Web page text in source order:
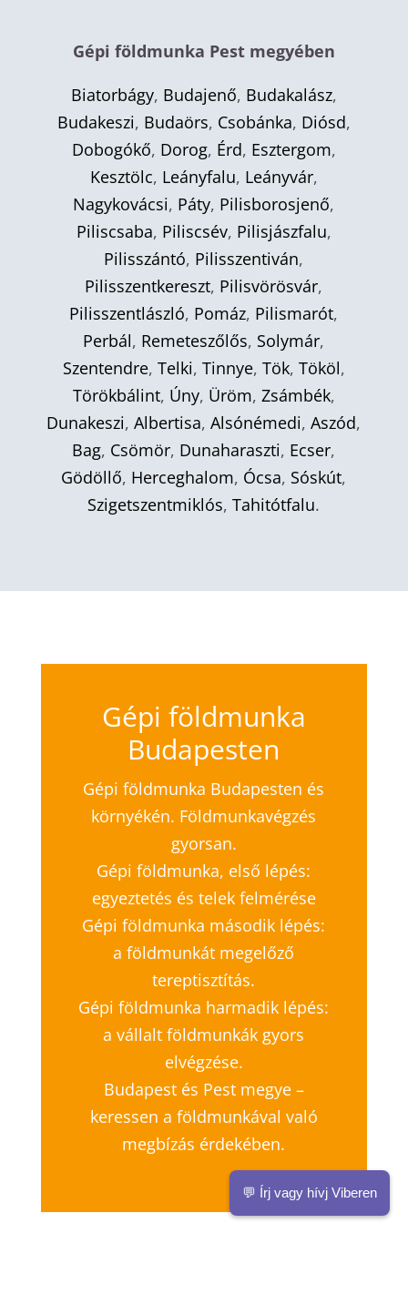
Gépi földmunka Pest megyében
Biatorbágy, Budajenő, Budakalász,
Budakeszi, Budaörs, Csobánka, Diósd,
Dobogókő, Dorog, Érd, Esztergom,
Kesztölc, Leányfalu, Leányvár,
Nagykovácsi, Páty, Pilisborosjenő,
Piliscsaba, Piliscsév, Pilisjászfalu,
Pilisszántó, Pilisszentiván,
Pilisszentkereszt, Pilisvörösvár,
Pilisszentlászló, Pomáz, Pilismarót,
Perbál, Remeteszőlős, Solymár,
Szentendre, Telki, Tinnye, Tök, Tököl,
Törökbálint, Úny, Üröm, Zsámbék,
Dunakeszi,Albertisa,Alsónémedi,Aszód,
Bag, Csömör, Dunaharaszti, Ecser,
Gödöllő, Herceghalom, Ócsa, Sóskút,
Szigetszentmiklós,Tahitótfalu.
Gépi földmunka
Budapesten
Gépi földmunka Budapesten és
környékén. Földmunkavégzés
gyorsan.
Gépi földmunka, első lépés:
egyeztetés és telek felmérése
Gépi földmunka második lépés:
a földmunkát megelőző
tereptisztítás.
Gépi földmunka harmadik lépés:
a vállalt földmunkák gyors
elvégzése.
Budapest és Pest megye –
keressen a földmunkával való
megbízás érdekében.
💬 Írj vagy hívj Viberen